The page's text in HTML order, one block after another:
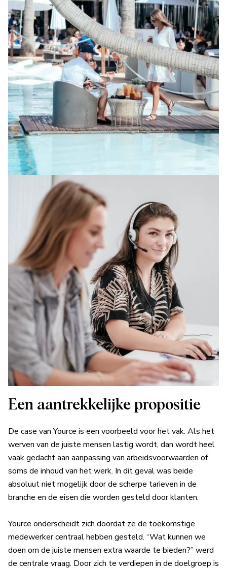
Een aantrekkelijke propositie
De case van Yource is een voorbeeld voor het vak. Als het
werven van de juiste mensen lastig wordt, dan wordt heel
vaak gedacht aan aanpassing van arbeidsvoorwaarden of
soms de inhoud van het werk. In dit geval was beide
absoluut niet mogelijk door de scherpe tarieven in de
branche en de eisen die worden gesteld door klanten.
Yource onderscheidt zich doordat ze de toekomstige
medewerker centraal hebben gesteld. “Wat kunnen we
doen om de juiste mensen extra waarde te bieden?” werd
de centrale vraag. Door zich te verdiepen in de doelgroep is